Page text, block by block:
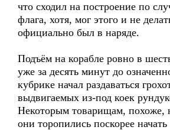
что сходил на построение по
флага, хотя, мог этого и не
официально был в наряде.
Подъём на корабле ровно в
уже за десять минут до
кубрике начал раздаваться
выдвигаемых из-под коек
Некоторым товарищам, похоже,
они торопились поскорее